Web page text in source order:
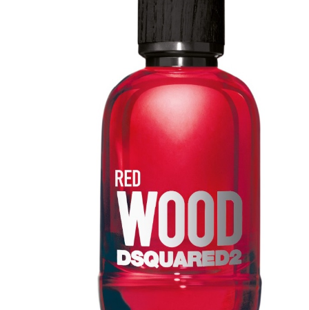
NATURALI
Fragranze Nature
Viso/Labbra/Occhi Nature
Corpo
Mani
Maschera Nature
Trattamenti Viso
Detergenza